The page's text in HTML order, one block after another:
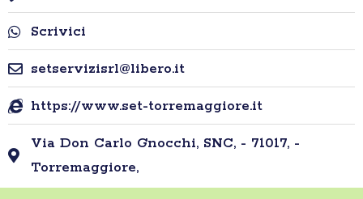
Scrivici
setservizisrl@libero.it
https://www.set-torremaggiore.it
Via Don Carlo Gnocchi, SNC, - 71017, -
Torremaggiore,